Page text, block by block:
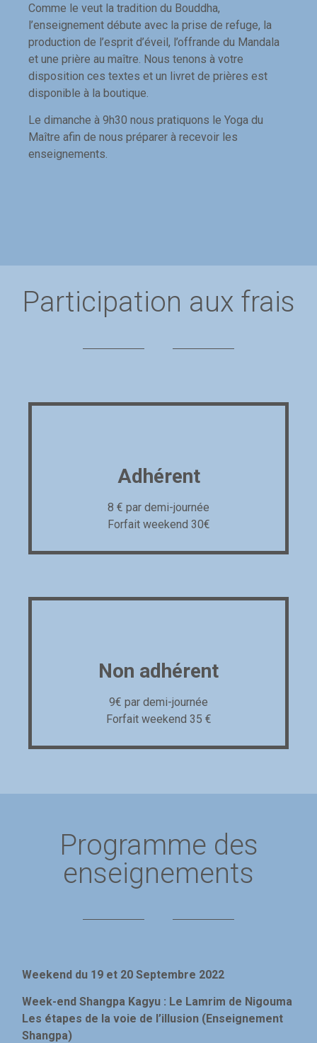
Comme le veut la tradition du Bouddha,
l’enseignement débute avec la prise de refuge, la
production de l’esprit d’éveil, l’offrande du Mandala
et une prière au maître. Nous tenons à votre
disposition ces textes et un livret de prières est
disponible à la boutique.
Le dimanche à 9h30 nous pratiquons le Yoga du
Maître afin de nous préparer à recevoir les
enseignements.
Participation aux frais
Adhérent
8 € par demi-journée
Forfait weekend 30€
Non adhérent
9€ par demi-journée
Forfait weekend 35 €
Programme des
enseignements
Weekend du 19 et 20 Septembre 2022
Week-end Shangpa Kagyu : Le Lamrim de Nigouma
Les étapes de la voie de l’illusion (Enseignement
Shangpa)